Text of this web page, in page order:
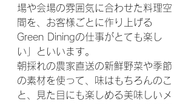
場や会場の雰囲気に合わせた料理空
間を、お客様ごとに作り上げる
Green Diningの仕事がとても楽し
い」といいます。
朝採れの農家直送の新鮮野菜や季節
の素材を使って、味はもちろんのこ
と、見た目にも楽しめる美味しいメ